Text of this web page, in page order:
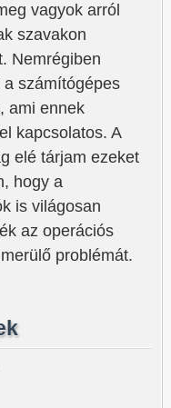
vagyok arról
szavakon
Nemrégiben
számítógépes
ami ennek
kapcsolatos. A
elé tárjam ezeket
hogy a
is világosan
az operációs
problémát.